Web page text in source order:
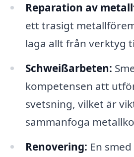
Reparation av
ett trasigt
laga allt från verktyg
Schweißarbeten:
kompetensen att
svetsning, vilket är
sammanfoga
Renovering: En